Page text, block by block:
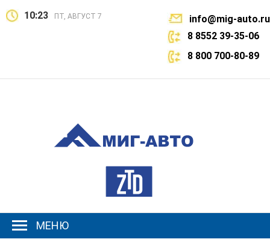
10:23 ПТ, АВГУСТ 7
info@mig-auto.ru
8 8552 39-35-06
8 800 700-80-89
МЕНЮ